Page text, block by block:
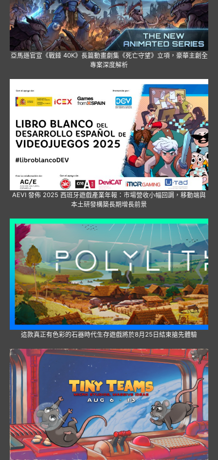
亞馬遜官宣《戰錘 40K》長篇動畫劇集《死亡守望》立項，豪華主創全
專案深度解析
AEVI 發佈 2025 西班牙遊戲產業年報：市場營收小幅回調，移動端與
本土研發構築長期增長前景
這款真正有色彩的石器時代生存遊戲將於8月25日結束搶先體驗